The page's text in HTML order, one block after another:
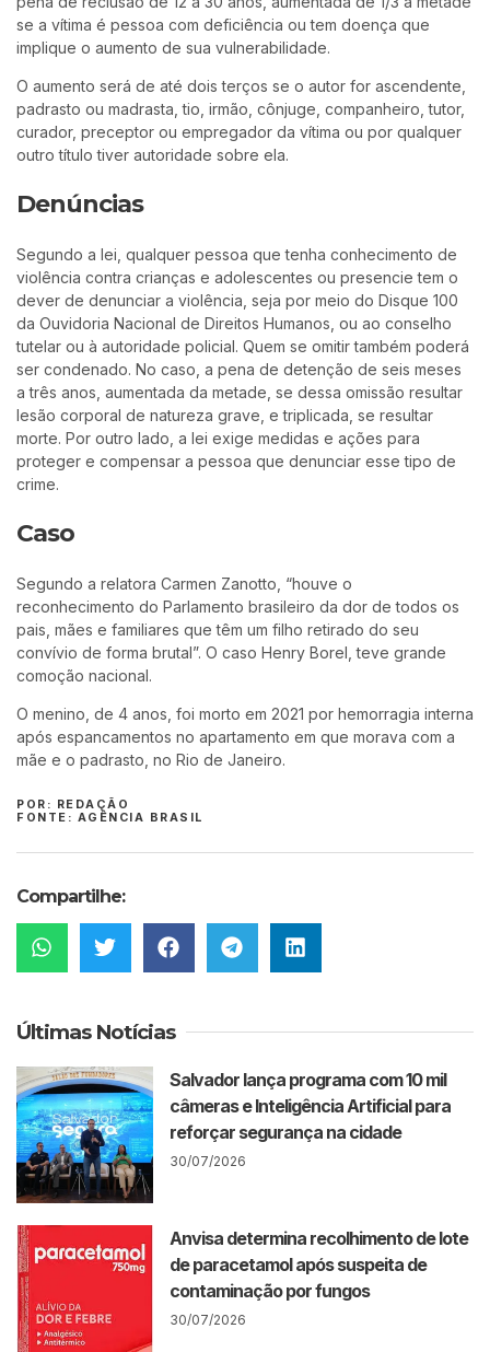
se a vítima é pessoa com deficiência ou tem doença que
implique o aumento de sua vulnerabilidade.
O aumento será de até dois terços se o autor for ascendente,
padrasto ou madrasta, tio, irmão, cônjuge, companheiro, tutor,
curador, preceptor ou empregador da vítima ou por qualquer
outro título tiver autoridade sobre ela.
Denúncias
Segundo a lei, qualquer pessoa que tenha conhecimento de
violência contra crianças e adolescentes ou presencie tem o
dever de denunciar a violência, seja por meio do Disque 100
da Ouvidoria Nacional de Direitos Humanos, ou ao conselho
tutelar ou à autoridade policial. Quem se omitir também poderá
ser condenado. No caso, a pena de detenção de seis meses
a três anos, aumentada da metade, se dessa omissão resultar
lesão corporal de natureza grave, e triplicada, se resultar
morte. Por outro lado, a lei exige medidas e ações para
proteger e compensar a pessoa que denunciar esse tipo de
crime.
Caso
Segundo a relatora Carmen Zanotto, “houve o
reconhecimento do Parlamento brasileiro da dor de todos os
pais, mães e familiares que têm um filho retirado do seu
convívio de forma brutal”. O caso Henry Borel, teve grande
comoção nacional.
O menino, de 4 anos, foi morto em 2021 por hemorragia interna
após espancamentos no apartamento em que morava com a
mãe e o padrasto, no Rio de Janeiro.
POR: REDAÇÃO
FONTE: AGÊNCIA BRASIL
Compartilhe:
Últimas Notícias
Salvador lança programa com 10 mil
câmeras e Inteligência Artificial para
reforçar segurança na cidade
30/07/2026
Anvisa determina recolhimento de lote
de paracetamol após suspeita de
contaminação por fungos
30/07/2026